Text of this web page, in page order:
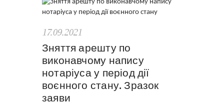
17.09.2021
Зняття арешту по
виконавчому напису
нотаріуса у період дії
воєнного стану. Зразок
заяви